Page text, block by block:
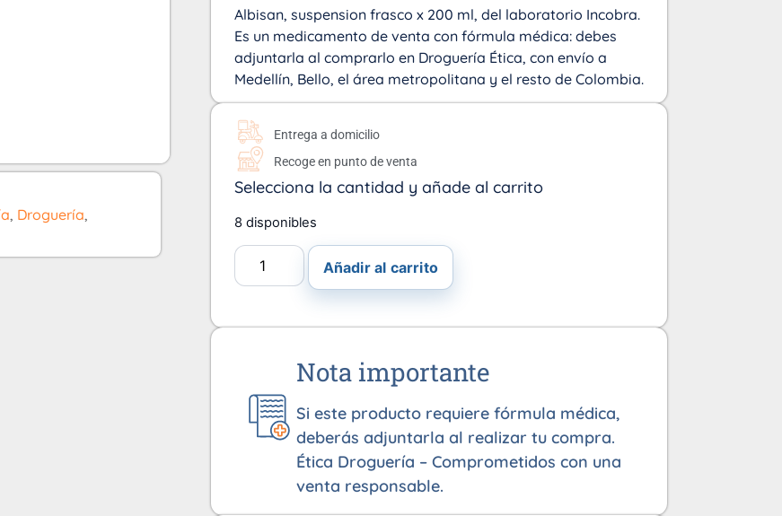
, Droguería,
Albisan, suspension frasco x 200 ml, del laboratorio Incobra.
Es un medicamento de venta con fórmula médica: debes
adjuntarla al comprarlo en Droguería Ética, con envío a
Medellín, Bello, el área metropolitana y el resto de Colombia.
Entrega a domicilio
Recoge en punto de venta
Selecciona la cantidad y añade al carrito
8 disponibles
Añadir al carrito
Nota importante
Si este producto requiere fórmula médica,
deberás adjuntarla al realizar tu compra.
Ética Droguería – Comprometidos con una
venta responsable.